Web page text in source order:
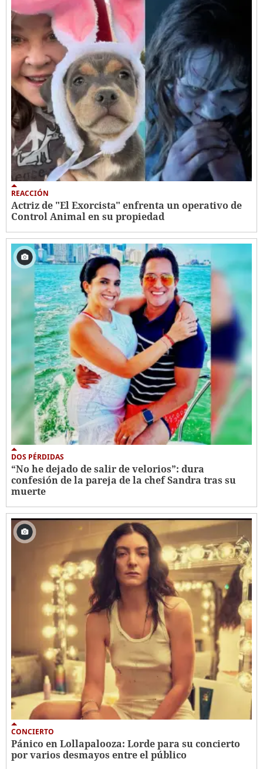
REACCIÓN
Actriz de "El Exorcista" enfrenta un operativo de
Control Animal en su propiedad
DOS PÉRDIDAS
“No he dejado de salir de velorios”: dura
confesión de la pareja de la chef Sandra tras su
muerte
CONCIERTO
Pánico en Lollapalooza: Lorde para su concierto
por varios desmayos entre el público